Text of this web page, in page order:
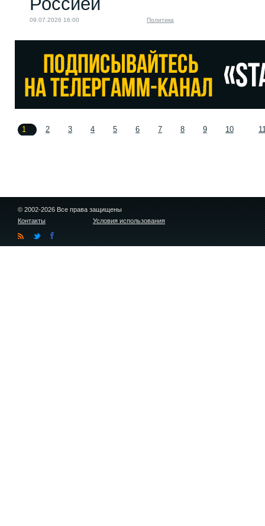
09.07.2026 16:00 Политика
1 2 3 4 5 6 7 8 9 10
© 2002-2026 Все права защищены
Контакты
Условия использования